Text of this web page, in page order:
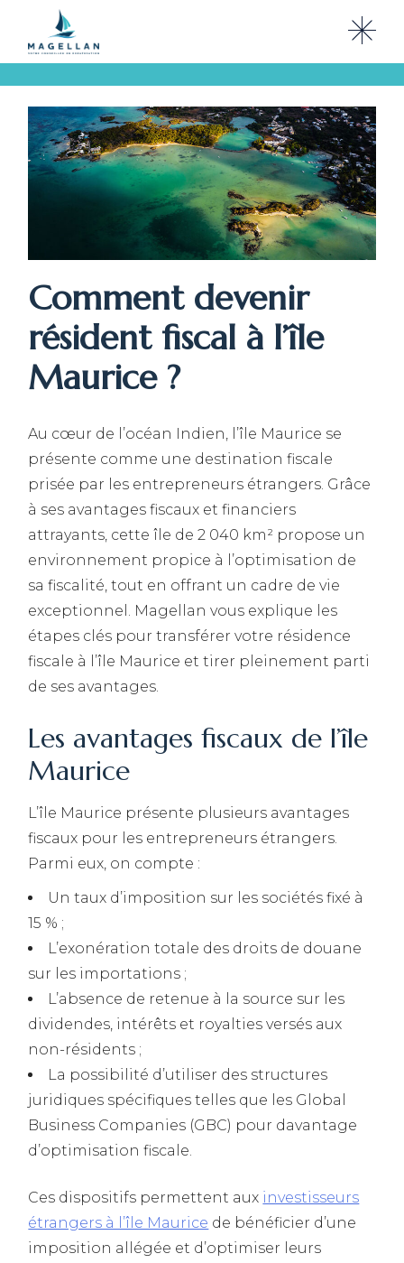
content
Comment devenir
résident fiscal à l’île
Maurice ?
Au cœur de l’océan Indien, l’île Maurice se
présente comme une destination fiscale
prisée par les entrepreneurs étrangers. Grâce
à ses avantages fiscaux et financiers
attrayants, cette île de 2 040 km² propose un
environnement propice à l’optimisation de
sa fiscalité, tout en offrant un cadre de vie
exceptionnel. Magellan vous explique les
étapes clés pour transférer votre résidence
fiscale à l’île Maurice et tirer pleinement parti
de ses avantages.
Les avantages fiscaux de l’île
Maurice
L’île Maurice présente plusieurs avantages
fiscaux pour les entrepreneurs étrangers.
Parmi eux, on compte :
Un taux d’imposition sur les sociétés fixé à
15 % ;
L’exonération totale des droits de douane
sur les importations ;
L’absence de retenue à la source sur les
dividendes, intérêts et royalties versés aux
non-résidents ;
La possibilité d’utiliser des structures
juridiques spécifiques telles que les Global
Business Companies (GBC) pour davantage
d’optimisation fiscale.
Ces dispositifs permettent aux investisseurs
étrangers à l’île Maurice de bénéficier d’une
imposition allégée et d’optimiser leurs